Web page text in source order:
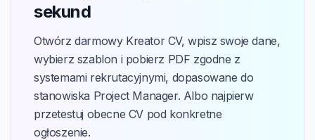
sekund
Otwórz darmowy Kreator CV, wpisz swoje dane,
wybierz szablon i pobierz PDF zgodne z
systemami rekrutacyjnymi, dopasowane do
stanowiska Project Manager. Albo najpierw
przetestuj obecne CV pod konkretne
ogłoszenie.